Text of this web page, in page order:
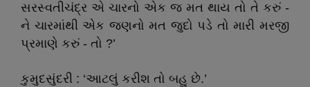
સરસ્વતીચંદ્ર એ ચારનો એક જ મત થાય તો તે કરું -
ને ચારમાંથી એક જણનો મત જુદો પડે તો મારી મરજી
પ્રમાણે કરું - તો ?’
કુમુદસુંદરી : ‘આટલું કરીશ તો બહુ છે.’